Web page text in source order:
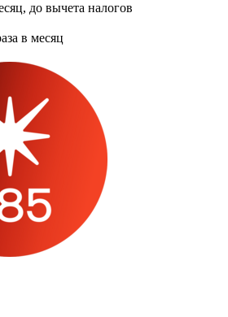
до вычета налогов
в месяц